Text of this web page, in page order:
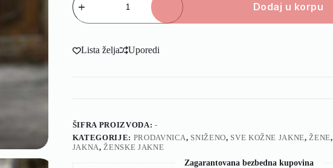
Dodaj u korpu
Lista želja Uporedi
ŠIFRA PROIZVODA: -
KATEGORIJE: PRODAVNICA, SNIŽENO, SVE KOŽNE JAKNE, ŽENE,
JAKNA, ŽENSKE JAKNE
Zagarantovana bezbedna kupovina